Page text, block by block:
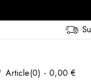
Article(0) - 0,00 €